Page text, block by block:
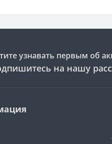
узнавать первым об
на нашу